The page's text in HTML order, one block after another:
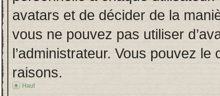
avatars et de décider de la
vous ne pouvez pas utiliser
l’administrateur. Vous pouvez
raisons.
Haut